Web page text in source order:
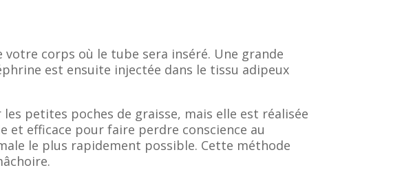
corps où le tube sera inséré. Une grande
est ensuite injectée dans le tissu adipeux
petites poches de graisse, mais elle est réalisée
et efficace pour faire perdre conscience au
le plus rapidement possible. Cette méthode